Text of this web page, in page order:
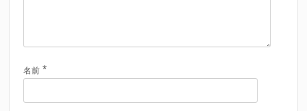
名前 *